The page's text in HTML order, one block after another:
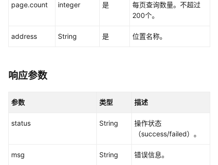
共-
人
员
page.count integer 是
每页查询数量。不超过
200个。
address String 是 位置名称。
响应参数
参数 类型 描述
status String
操作状态
（success/failed）。
msg String 错误信息。